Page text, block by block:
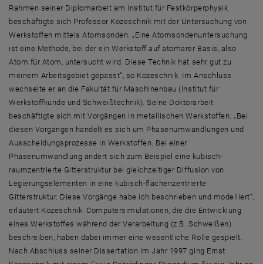
Rahmen seiner Diplomarbeit am Institut für Festkörperphysik
beschäftigte sich Professor Kozeschnik mit der Untersuchung von
Werkstoffen mittels Atomsonden. „Eine Atomsondenuntersuchung
ist eine Methode, bei der ein Werkstoff auf atomarer Basis, also
Atom für Atom, untersucht wird. Diese Technik hat sehr gut zu
meinem Arbeitsgebiet gepasst“, so Kozeschnik. Im Anschluss
wechselte er an die Fakultät für Maschinenbau (Institut für
Werkstoffkunde und Schweißtechnik). Seine Doktorarbeit
beschäftigte sich mit Vorgängen in metallischen Werkstoffen. „Bei
diesen Vorgängen handelt es sich um Phasenumwandlungen und
Ausscheidungsprozesse in Werkstoffen. Bei einer
Phasenumwandlung ändert sich zum Beispiel eine kubisch-
raumzentrierte Gitterstruktur bei gleichzeitiger Diffusion von
Legierungselementen in eine kubisch-flächenzentrierte
Gitterstruktur. Diese Vorgänge habe ich beschrieben und modelliert“,
erläutert Kozeschnik. Computersimulationen, die die Entwicklung
eines Werkstoffes während der Verarbeitung (z.B. Schweißen)
beschreiben, haben dabei immer eine wesentliche Rolle gespielt.
Nach Abschluss seiner Dissertation im Jahr 1997 ging Ernst